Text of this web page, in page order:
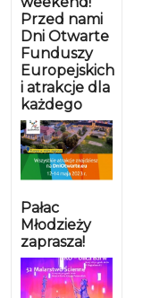
Przed nami
Dni Otwarte
Funduszy
Europejskich
i atrakcje dla
każdego
Pałac
Młodzieży
zaprasza!